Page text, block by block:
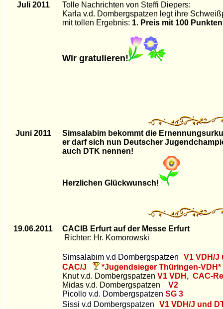
Juli 2011
Tolle Nachrichten von Steffi Diepers:
Karla v.d. Dombergspatzen legt ihre
mit tollen Ergebnis: 1. Preis mit 100
Wir gratulieren!
Juni 2011
Simsalabim bekommt die
er darf sich nun Deutscher
auch DTK nennen!
Herzlichen Glückwunsch!
19.06.2011
CACIB Erfurt auf der Messe Erfurt
Richter: Hr. Komorowski
Simsalabim v.d Dombergspatzen
V1 VDH/J
CAC/J
*Jugendsieger Thüringen-VDH*
Knut v.d. Dombergspatzen V1 VDH, CAC-
Midas v.d. Dombergspatzen V2
Picollo v.d. Dombergspatzen SG 3
Sissi v.d Dombergspatzen
V1 VDH/J und